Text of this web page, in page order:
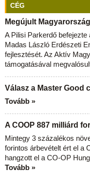
CÉG
Megújult
A Pilisi Parkerdő
Madas László Erdészeti
fejlesztését. Az Aktív
támogatásával
Válasz a Master Good
Tovább »
A COOP 887 milliárd
Mintegy 3 százalékos
forintos árbevételt ért el a
hangzott el a CO-OP
Tovább »